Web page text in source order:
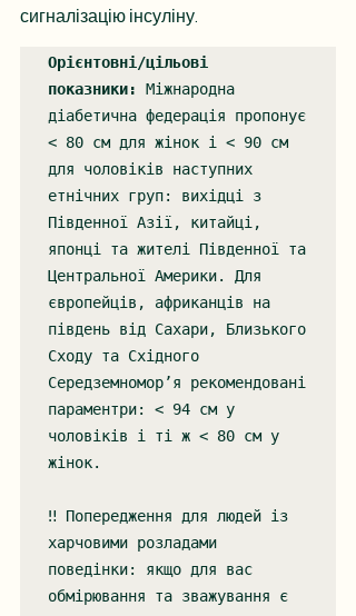
сигналізацію інсуліну.
Орієнтовні/цільові
показники:
Міжнародна
діабетична федерація пропонує
< 80 см для жінок і < 90 см
для чоловіків наступних
етнічних груп: вихідці з
Південної Азії, китайці,
японці та жителі Південної та
Центральної Америки. Для
європейців, африканців на
південь від Сахари, Близького
Сходу та Східного
Середземномор’я рекомендовані
параментри: < 94 см у
чоловіків і ті ж < 80 см у
жінок.
‼️ Попередження для людей із
харчовими розладами
поведінки: якщо для вас
обмірювання та зважування є